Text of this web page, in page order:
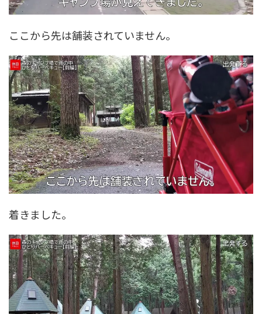
ここから先は舗装されていません。
着きました。